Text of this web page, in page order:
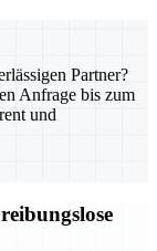
Partner?
Anfrage bis zum
und